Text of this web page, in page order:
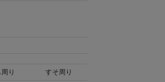
り すそ周り